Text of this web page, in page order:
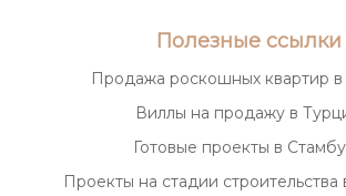
Полезные ссылки
Продажа роскошных квартир в
Виллы на продажу в
Готовые проекты в
Проекты на стадии строительства